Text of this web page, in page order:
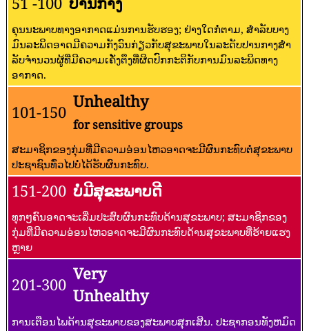
ຄຸນນະພາບທາງອາກາດແມ່ນການຮັບຮອງ; ຢ່າງໃດກໍ່ຕາມ, ສໍາລັບບາງ
ມົນລະພິດອາດມີຄວາມກັງວົນກ່ຽວກັບສຸຂະພາບໃນລະດັບປານກາງສໍາ
ລັບຈໍານວນຜູ້ທີ່ມີຄວາມເຄັ່ງຕຶງທີ່ຜິດປົກກະຕິກັບການມົນລະພິດທາງ
ອາກາດ.
101-150
Unhealthy
for sensitive groups
ສະມາຊິກຂອງກຸ່ມທີ່ມີຄວາມອ່ອນໄຫວອາດຈະມີຜົນກະທົບຕໍ່ສຸຂະພາບ
ປະຊາຊົນທົ່ວໄປບໍ່ໄດ້ຮັບຜົນກະທົບ.
151-200 ບໍ່ມີສຸຂະພາບດີ
ທຸກໆຄົນອາດຈະເລີ່ມປະສົບຜົນກະທົບດ້ານສຸຂະພາບ; ສະມາຊິກຂອງ
ກຸ່ມທີ່ມີຄວາມອ່ອນໄຫວອາດຈະມີຜົນກະທົບດ້ານສຸຂະພາບທີ່ຮ້າຍແຮງ
ຫຼາຍ
201-300
Very
Unhealthy
ການເຕືອນໄພດ້ານສຸຂະພາບຂອງສະພາບສຸກເສີນ. ປະຊາກອນທັງຫມົດ